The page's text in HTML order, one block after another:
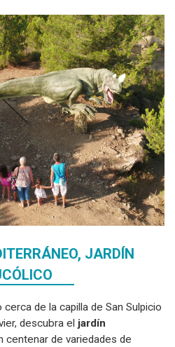
JARDÍN
de la capilla de San Sulpicio
descubra el jardín
centenar de variedades de